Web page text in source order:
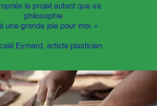
le projet autant que sa
philosophie
une grande joie pour moi. »
Eymard, artiste plasticien